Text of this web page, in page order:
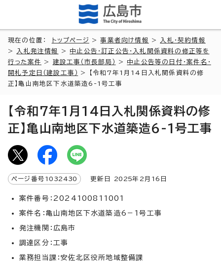
現在の位置： トップページ >事業者向け情報 >
入札・契約情報
>
入札発注情報 > 中止公告・訂正公告・入札関係資料の修正等を
行った案件
> 建設工事（市長部局） > 中止公告等の日付・案件名・
開札予定日（建設工事）
> 【令和7年1月14日入札関係資料の修
正】亀山南地区下水道築造6-1号工事
【令和7年1月14日入札関係資料の修
正】亀山南地区下水道築造6-1号工事
ページ番号 1032430 更新日 2025年2月 16 日
案件番号：2024100811001
案件名：亀山南地区下水道築造6－1号工事
発注機関：広島市
調達区分：工事
業務担当課：安佐北区役所地域整備課